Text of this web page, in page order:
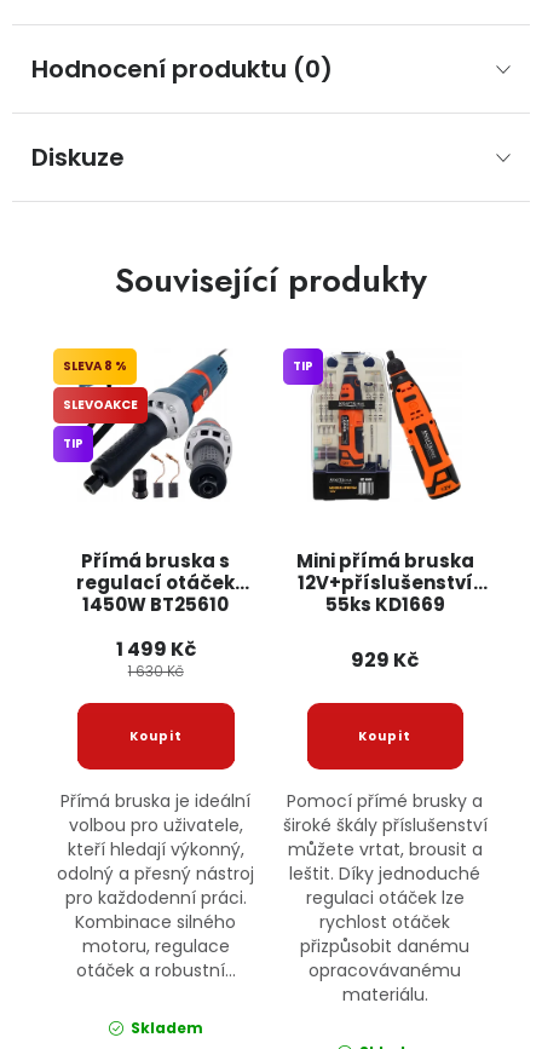
Hodnocení produktu (0)
Diskuze
Související produkty
Přímá bruska s
regulací otáček
1450W BT25610
8 %
SLEVOAKCE
TIP
1 499 Kč
1 630 Kč
Přímá bruska je ideální
volbou pro uživatele,
kteří hledají výkonný,
odolný a přesný nástroj
pro každodenní práci.
Kombinace silného
motoru, regulace
otáček a robustní...
Skladem
Mini přímá bruska
12V+příslušenství
55ks KD1669
TIP
929 Kč
Pomocí přímé brusky a
široké škály příslušenství
můžete vrtat, brousit a
leštit. Díky jednoduché
regulaci otáček lze
rychlost otáček
přizpůsobit danému
opracovávanému
materiálu.